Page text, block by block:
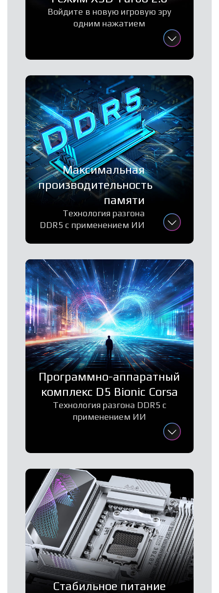
Войдите в новую игровую эру
одним нажатием
Максимальная
производительность
памяти
Технология разгона
DDR5 с применением ИИ
Программно-аппаратный
комплекс D5 Bionic Corsa
Технология разгона DDR5 с
применением ИИ
Стабильное питание